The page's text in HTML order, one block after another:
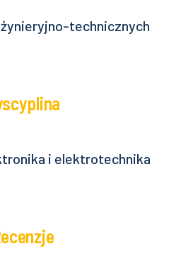
technicznych
i elektrotechnika